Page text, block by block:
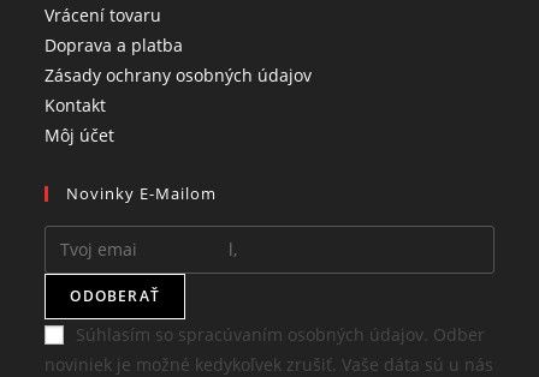
Vrácení tovaru
in
a
Doprava a platba
in
Zásady ochrany osobných údajovOpens
KontaktOpens
in
new
tab
Môj účetOpens
a
new
tab
Novinky E-Mailom
ODOBERAŤ
Súhlasím so spracúvaním osobných údajov. Odber
noviniek je možné kedykoľvek zrušiť. Vaše dáta sú u nás